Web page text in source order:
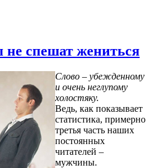
спешат жениться
Слово – убежденному
и очень неглупому
холостяку.
Ведь, как показывает
статистика, примерно
третья часть наших
постоянных
читателей –
мужчины.